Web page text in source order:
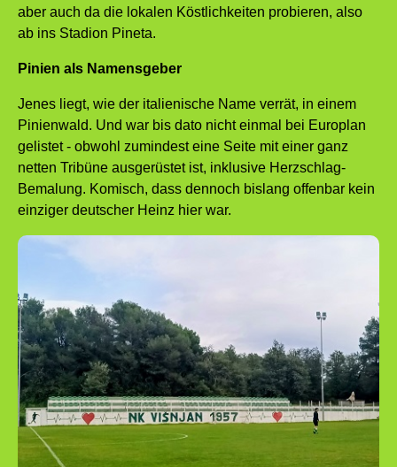
aber auch da die lokalen Köstlichkeiten probieren, also
ab ins Stadion Pineta.
Pinien als Namensgeber
Jenes liegt, wie der italienische Name verrät, in einem
Pinienwald. Und war bis dato nicht einmal bei Europlan
gelistet - obwohl zumindest eine Seite mit einer ganz
netten Tribüne ausgerüstet ist, inklusive Herzschlag-
Bemalung. Komisch, dass dennoch bislang offenbar kein
einziger deutscher Heinz hier war.